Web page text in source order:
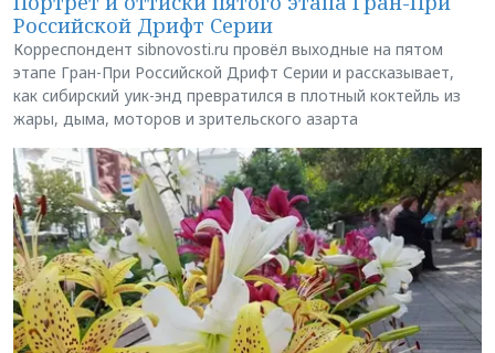
Российской Дрифт Серии
Корреспондент sibnovosti.ru провёл выходные на пятом
этапе Гран-При Российской Дрифт Серии и рассказывает,
как сибирский уик-энд превратился в плотный коктейль из
жары, дыма, моторов и зрительского азарта